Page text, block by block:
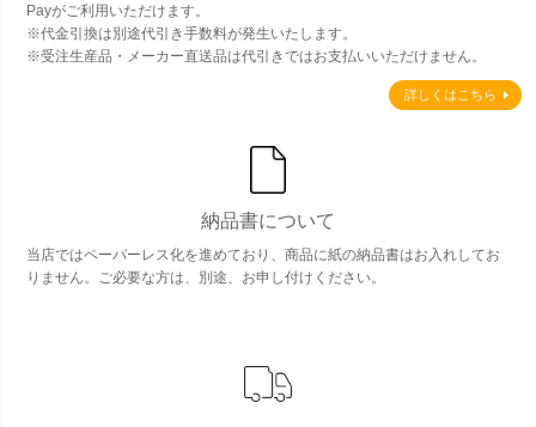
Payがご利用いただけます。
※代金引換は別途代引き手数料が発生いたします。
※受注生産品・メーカー直送品は代引きではお支払いいただけません。
詳しくはこちら
納品書について
当店ではペーパーレス化を進めており、商品に紙の納品書はお入れしてお
りません。ご必要な方は、別途、お申し付けください。